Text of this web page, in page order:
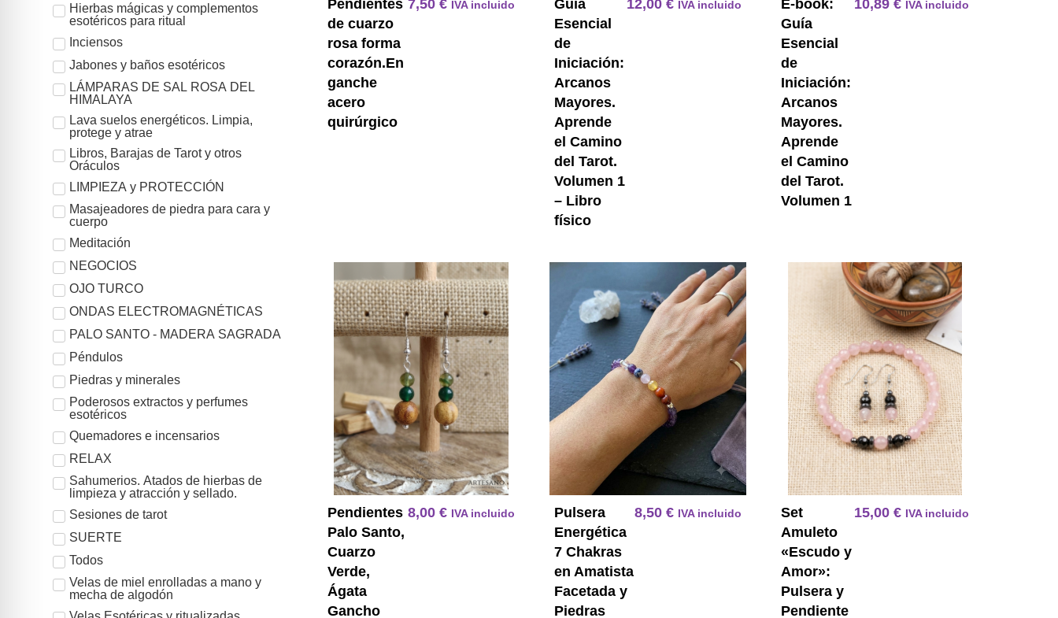
Hierbas mágicas y complementos
esotéricos para ritual
Inciensos
Jabones y baños esotéricos
LÁMPARAS DE SAL ROSA DEL
HIMALAYA
Lava suelos energéticos. Limpia,
protege y atrae
Libros, Barajas de Tarot y otros
Oráculos
LIMPIEZA y PROTECCIÓN
Masajeadores de piedra para cara y
cuerpo
Meditación
NEGOCIOS
OJO TURCO
ONDAS ELECTROMAGNÉTICAS
PALO SANTO - MADERA SAGRADA
Péndulos
Piedras y minerales
Poderosos extractos y perfumes
esotéricos
Quemadores e incensarios
RELAX
Sahumerios. Atados de hierbas de
limpieza y atracción y sellado.
Sesiones de tarot
SUERTE
Todos
Velas de miel enrolladas a mano y
mecha de algodón
Pendientes
de cuarzo
rosa forma
corazón.En
ganche
acero
quirúrgico
7,50€ IVA incluido
Guía
Esencial
de
Iniciación:
Arcanos
Mayores.
Aprende
el Camino
del Tarot.
Volumen 1
– Libro
físico
12,00€ IVA incluido
E-book:
Guía
Esencial
de
Iniciación:
Arcanos
Mayores.
Aprende
el Camino
del Tarot.
Volumen 1
10,89 € IVA incluido
Pendientes Palo Santo Cuarzo Verde Agata Gancho Acero Quirurgico
Pendientes
Palo Santo,
Cuarzo
Verde,
Ágata
Gancho
8,00€ IVA incluido
Pulsera Energetica 7 Chakras En Amatista Facetada
Pulsera
Energética
7 Chakras
en Amatista
Facetada y
Piedras
8,50€ IVA incluido
Set
Amuleto
«Escudo y
Amor»:
Pulsera y
Pendiente
15,00 € IVA incluido